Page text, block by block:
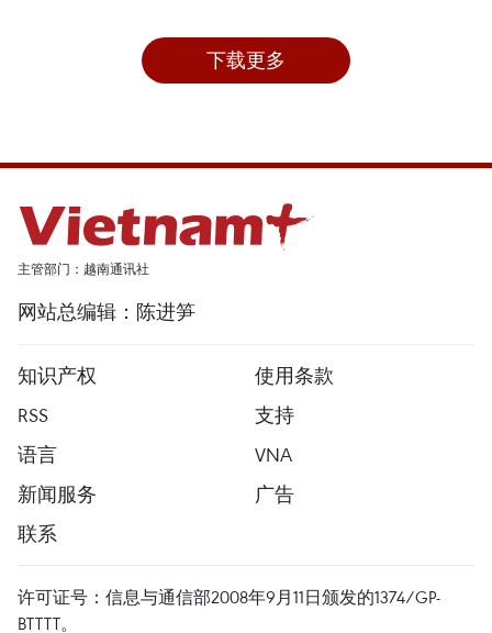
下载更多
主管部门：越南通讯社
网站总编辑：陈进笋
知识产权
使用条款
RSS
支持
语言
VNA
新闻服务
广告
联系
许可证号：信息与通信部2008年9月11日颁发的1374/GP-
BTTTT。